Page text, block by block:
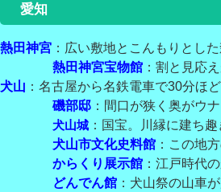
愛知
熱田神宮 ：広い敷地とこんもりとした
熱田神宮宝物館 ：割と見応
犬山 ：名古屋から名鉄電車で30分ほ
磯部邸 ：間口が狭く奥がウ
犬山城 ：国宝。川縁に建ち
犬山市文化史料館 ：この地
からくり展示館 ：江戸時代
どんでん館 ：犬山祭の山車